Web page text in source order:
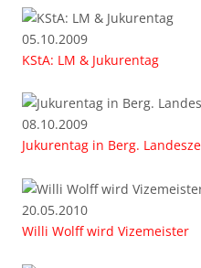
05.10.2009
KStA: LM & Jukurentag
08.10.2009
Jukurentag in Berg.
20.05.2010
Willi Wolff wird Vizemeister